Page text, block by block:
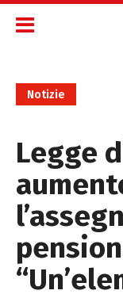
Notizie
Legge